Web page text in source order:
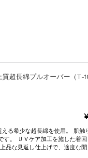
超長綿プルオーバー（T-
る希少な超長綿を使用。 肌触
す。 ＵＶケア加工を施した着
品な見返し仕上げで、適度な